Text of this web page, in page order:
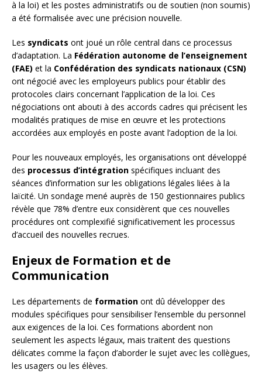
à la loi) et les postes administratifs ou de soutien (non soumis)
a été formalisée avec une précision nouvelle.
Les syndicats ont joué un rôle central dans ce processus
d’adaptation. La Fédération autonome de l’enseignement
(FAE) et la Confédération des syndicats nationaux (CSN)
ont négocié avec les employeurs publics pour établir des
protocoles clairs concernant l’application de la loi. Ces
négociations ont abouti à des accords cadres qui précisent les
modalités pratiques de mise en œuvre et les protections
accordées aux employés en poste avant l’adoption de la loi.
Pour les nouveaux employés, les organisations ont développé
des processus d’intégration spécifiques incluant des
séances d’information sur les obligations légales liées à la
laïcité. Un sondage mené auprès de 150 gestionnaires publics
révèle que 78% d’entre eux considèrent que ces nouvelles
procédures ont complexifié significativement les processus
d’accueil des nouvelles recrues.
Enjeux de Formation et de
Communication
Les départements de formation ont dû développer des
modules spécifiques pour sensibiliser l’ensemble du personnel
aux exigences de la loi. Ces formations abordent non
seulement les aspects légaux, mais traitent des questions
délicates comme la façon d’aborder le sujet avec les collègues,
les usagers ou les élèves.